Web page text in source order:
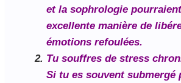
et la sophrologie
excellente manière de
émotions refoulées.
Tu souffres de stress
Si tu es souvent submergé